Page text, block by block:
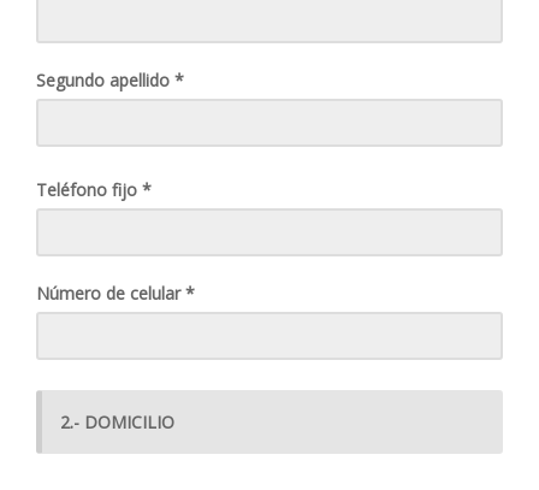
Segundo apellido *
Teléfono fijo *
Número de celular *
2.- DOMICILIO